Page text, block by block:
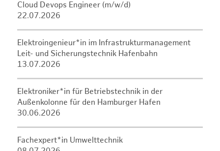
Cloud Devops Engineer (m/w/d)
22.07.2026
Elektroingenieur*in im Infrastrukturmanagement
Leit- und Sicherungstechnik Hafenbahn
13.07.2026
Elektroniker*in für Betriebstechnik in der
Außenkolonne für den Hamburger Hafen
30.06.2026
Fachexpert*in Umwelttechnik